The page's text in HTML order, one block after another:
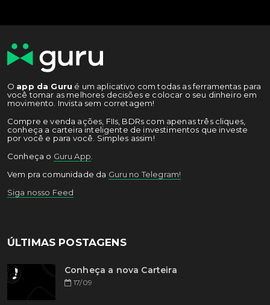
O app da Guru é um aplicativo com todas as ferramentas para
você tomar as melhores decisões e colocar o seu dinheiro em
movimento. Invista sem corretagem!
Compre e venda ações, FIIs, BDRs com apenas três cliques,
conheça a carteira inteligente de investimentos que investe
por você e para você. Simples assim!
Conheça o Guru App
Vem pra comunidade da Guru no Telegram!
Siga nosso Feed
ÚLTIMAS POSTAGENS
Conheça a nova Carteira
17/09